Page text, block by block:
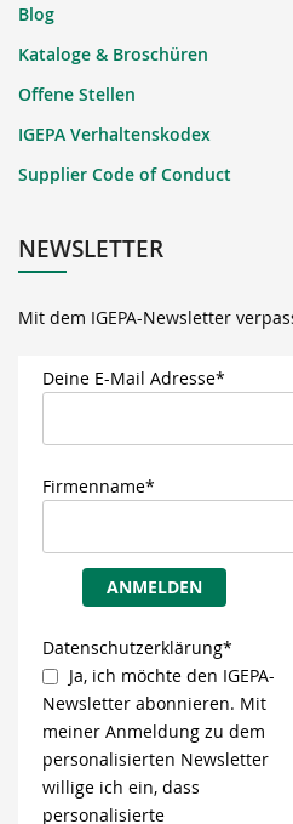
Blog
Kataloge & Broschüren
Offene Stellen
IGEPA Verhaltenskodex
Supplier Code of Conduct
NEWSLETTER
Mit dem IGEPA-Newsletter
Deine E-Mail Adresse*
Firmenname*
ANMELDEN
Datenschutzerklärung*
Ja, ich möchte den IGEPA-
Newsletter abonnieren. Mit
meiner Anmeldung zu dem
personalisierten Newsletter
willige ich ein, dass
personalisierte